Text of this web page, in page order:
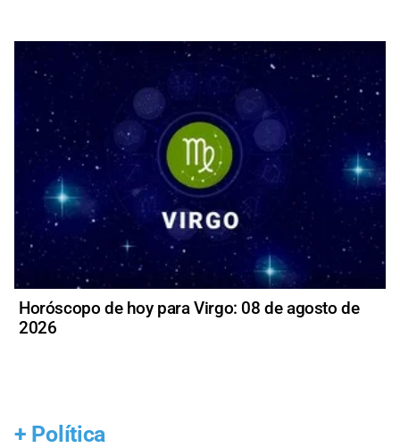
Horóscopo de hoy para Virgo: 08 de agosto de
2026
+ Política